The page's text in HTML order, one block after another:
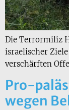
Die Terrormiliz
israelischer
verschärften
Pro-
wegen